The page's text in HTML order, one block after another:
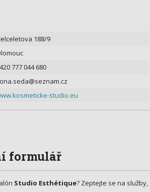
188/9
777 044 680
studio.eu
formulář
Studio Esthétique? Zeptejte se na služby,